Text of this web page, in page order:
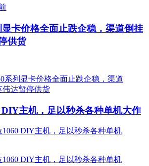
卡价格全面止跌企稳，渠道倒挂
供货
DIY主机，足以秒杀各种单机大作